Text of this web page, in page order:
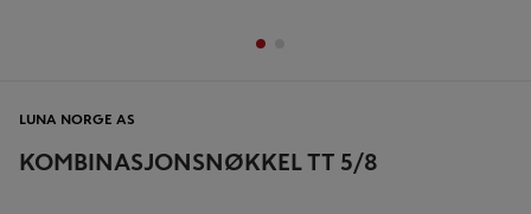
KOMBINASJONSNØKKEL TT 5/8
LUNA NORGE AS